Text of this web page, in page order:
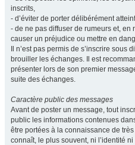
inscrits,
- d’éviter de porter délibérément
- de ne pas diffuser de rumeurs et,
causer un préjudice ou mettre en
Il n’est pas permis de s’inscrire
brouiller les échanges. Il est
présenter lors de son premier
suite des échanges.
Caractère public des messages
Avant de poster un message, tout
public les informations contenues
être portées à la connaissance de
connaît, le plus souvent, ni l’identité